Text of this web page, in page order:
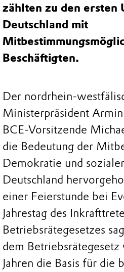
zählten zu den ersten
Deutschland mit
Beschäftigten.
Der nordrhein-
Ministerpräsident
BCE-Vorsitzende
die Bedeutung der
Demokratie und
Deutschland
einer Feierstunde bei
Jahrestag des
Betriebsrätegesetzes
dem
Jahren die Basis für die